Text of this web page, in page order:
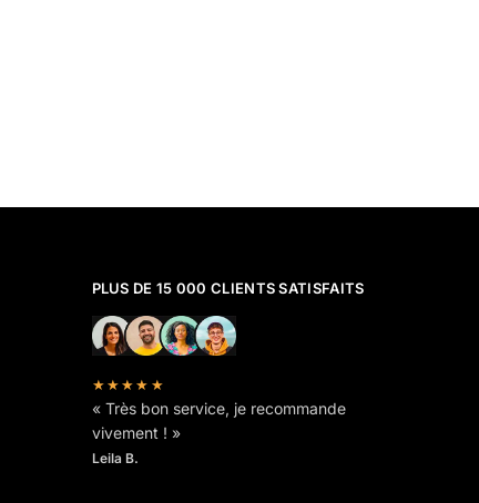
PLUS DE 15 000 CLIENTS SATISFAITS
★★★★★
« Très bon service, je recommande
vivement ! »
Leila B.